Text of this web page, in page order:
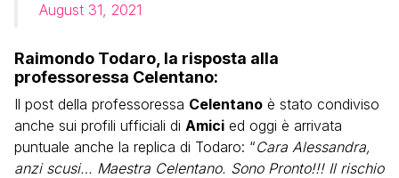
August 31, 2021
Raimondo Todaro, la risposta alla
professoressa Celentano:
Il post della professoressa Celentano è stato condiviso
anche sui profili ufficiali di Amici ed oggi è arrivata
puntuale anche la replica di Todaro: “Cara Alessandra,
anzi scusi… Maestra Celentano. Sono Pronto!!! Il rischio